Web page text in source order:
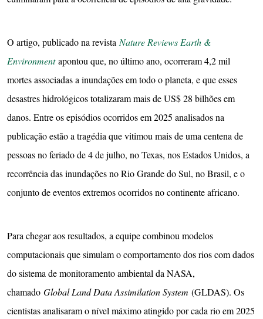
O artigo, publicado na revistaNature Reviews Earth &
Environmentapontou que, no último ano, ocorreram 4,2 mil
mortes associadas a inundações em todo o planeta, e que esses
desastres hidrológicos totalizaram mais de US$ 28 bilhões em
danos. Entre os episódios ocorridos em 2025 analisados na
publicação estão a tragédia que vitimou mais de uma centena de
pessoas no feriado de 4 de julho, no Texas, nos Estados Unidos, a
recorrência das inundações no Rio Grande do Sul, no Brasil, e o
conjunto de eventos extremos ocorridos no continente africano.
Para chegar aos resultados, a equipe combinou modelos
computacionais que simulam o comportamento dos rios com dados
do sistema de monitoramento ambiental da NASA,
chamado Global Land Data Assimilation System (GLDAS). Os
cientistas analisaram o nível máximo atingido por cada rio em 2025